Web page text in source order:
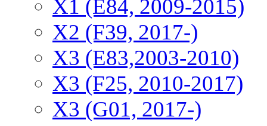
X1 (E84, 2009-2015)
Х2 (F39, 2017-)
X3 (E83,2003-2010)
X3 (F25, 2010-2017)
X3 (G01, 2017-)